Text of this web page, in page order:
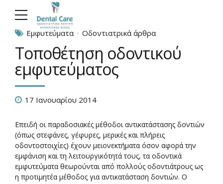
Εμφυτεύματα Οδοντιατρικά άρθρα
Τοποθέτηση οδοντικού
εμφυτεύματος
17 Ιανουαρίου 2014
Επειδή οι παραδοσιακές μέθοδοι αντικατάστασης δοντιών
(όπως στεφάνες, γέφυρες, μερικές και πλήρεις
οδοντοστοιχίες) έχουν μειονεκτήματα όσον αφορά την
εμφάνιση και τη λειτουργικότητά τους, τα οδοντικά
εμφυτεύματα θεωρούνται από πολλούς οδοντιάτρους ως
η προτιμητέα μέθοδος για αντικατάσταση δοντιών. Ο